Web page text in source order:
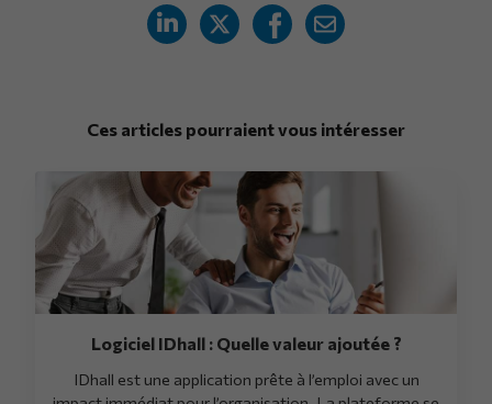
Ces articles pourraient vous intéresser
Logiciel IDhall : Quelle valeur ajoutée ?
IDhall est une application prête à l’emploi avec un